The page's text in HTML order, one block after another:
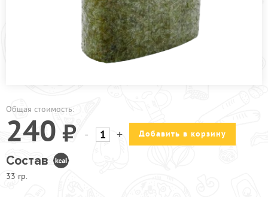
ПРОЧЕЕ
АКЦИИ
Общая стоимость:
240 - + Добавить в корзину
Состав
33 гр.